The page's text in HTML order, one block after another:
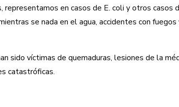
en casos de E. coli y otros
se nada en el agua, accidentes con
sido víctimas de quemaduras, lesiones de la
catastróficas.